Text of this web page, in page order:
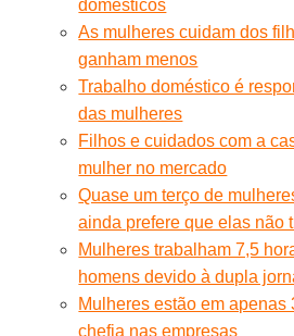
domésticos
As mulheres cuidam dos
ganham menos
Trabalho doméstico é
das mulheres
Filhos e cuidados com a
mulher no mercado
Quase um terço de
ainda prefere que elas não
Mulheres trabalham 7,5
homens devido à dupla
Mulheres estão em apenas
chefia nas empresas